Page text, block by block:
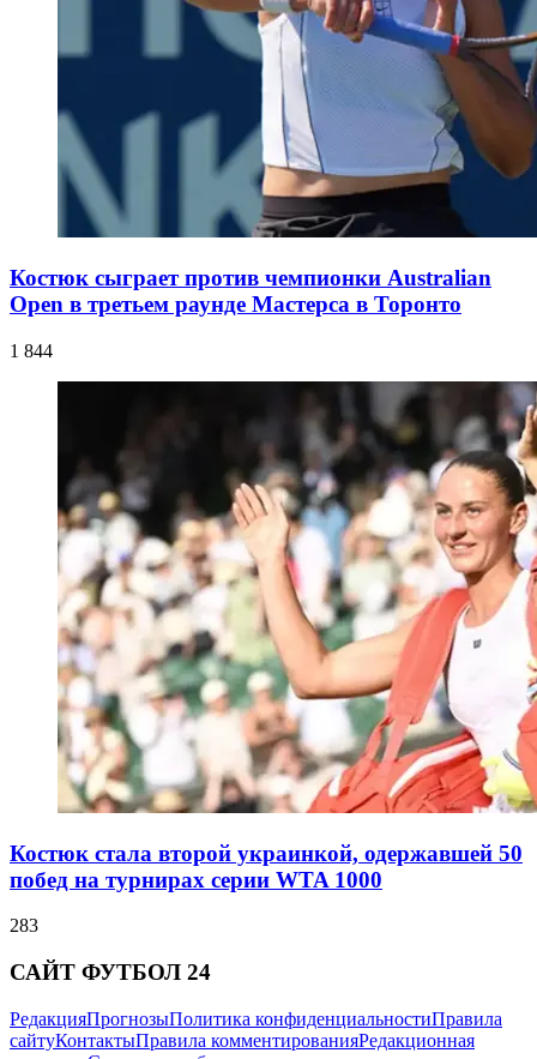
Костюк сыграет против чемпионки Australian
Open в третьем раунде Мастерса в Торонто
1 844
Костюк стала второй украинкой, одержавшей 50
побед на турнирах серии WTA 1000
283
САЙТ ФУТБОЛ 24
РедакцияПрогнозыПолитика конфиденциальностиПравила
сайтуКонтактыПравила комментированияРедакционная